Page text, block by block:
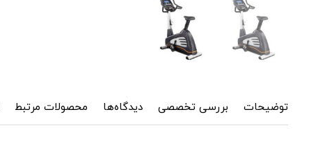
توضیحات بررسی تخصصی دیدگاه‌ها محصولات مرتبط